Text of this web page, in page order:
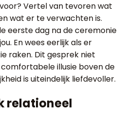
Vertel van tevoren wat
wat er te verwachten is.
eerste dag na de ceremonie
En wees eerlijk als er
raken. Dit gesprek niet
illusie boven de
is uiteindelijk liefdevoller.
relationeel